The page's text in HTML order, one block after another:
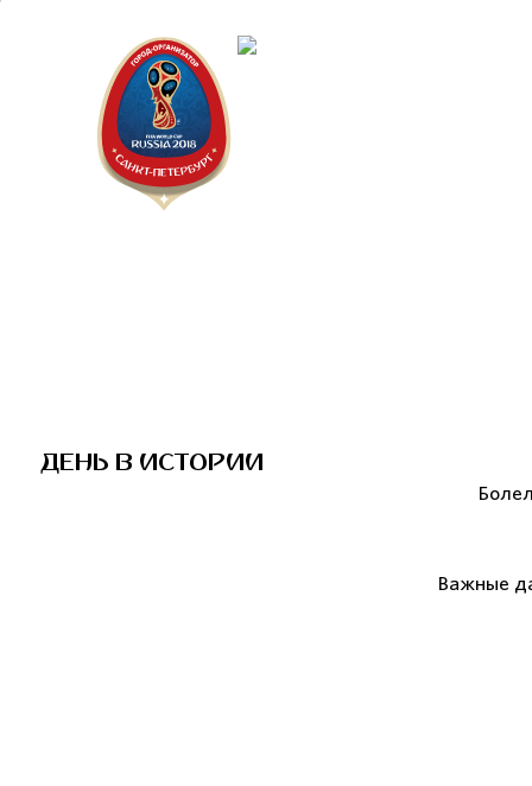
ДЕНЬ В ИСТОРИИ
Важные